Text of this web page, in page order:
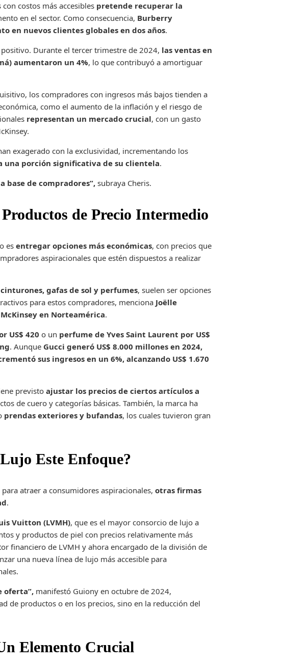
costos más accesibles pretende recuperar la
en el sector. Como consecuencia, Burberry
en nuevos clientes globales en dos años.
Durante el tercer trimestre de 2024, las ventas en
aumentaron un 4%, lo que contribuyó a amortiguar
los compradores con ingresos más bajos tienden a
como el aumento de la inflación y el riesgo de
representan un mercado crucial, con un gasto
exagerado con la exclusividad, incrementando los
una porción significativa de su clientela.
base de compradores”, subraya Cheris.
de Precio Intermedio
es entregar opciones más económicas, con precios que
aspiracionales que estén dispuestos a realizar
cinturones, gafas de sol y perfumes, suelen ser opciones
para estos compradores, menciona Joëlle
McKinsey en Norteamérica.
US$ 420 o un perfume de Yves Saint Laurent por US$
. Aunque Gucci generó US$ 8.000 millones en 2024,
sus ingresos en un 6%, alcanzando US$ 1.670
previsto ajustar los precios de ciertos artículos a
de cuero y categorías básicas. También, la marca ha
prendas exteriores y bufandas, los cuales tuvieron gran
Este Enfoque?
atraer a consumidores aspiracionales, otras firmas
.
Vuitton (LVMH), que es el mayor consorcio de lujo a
y productos de piel con precios relativamente más
financiero de LVMH y ahora encargado de la división de
una nueva línea de lujo más accesible para
oferta”, manifestó Guiony en octubre de 2024,
de productos o en los precios, sino en la reducción del
Elemento Crucial